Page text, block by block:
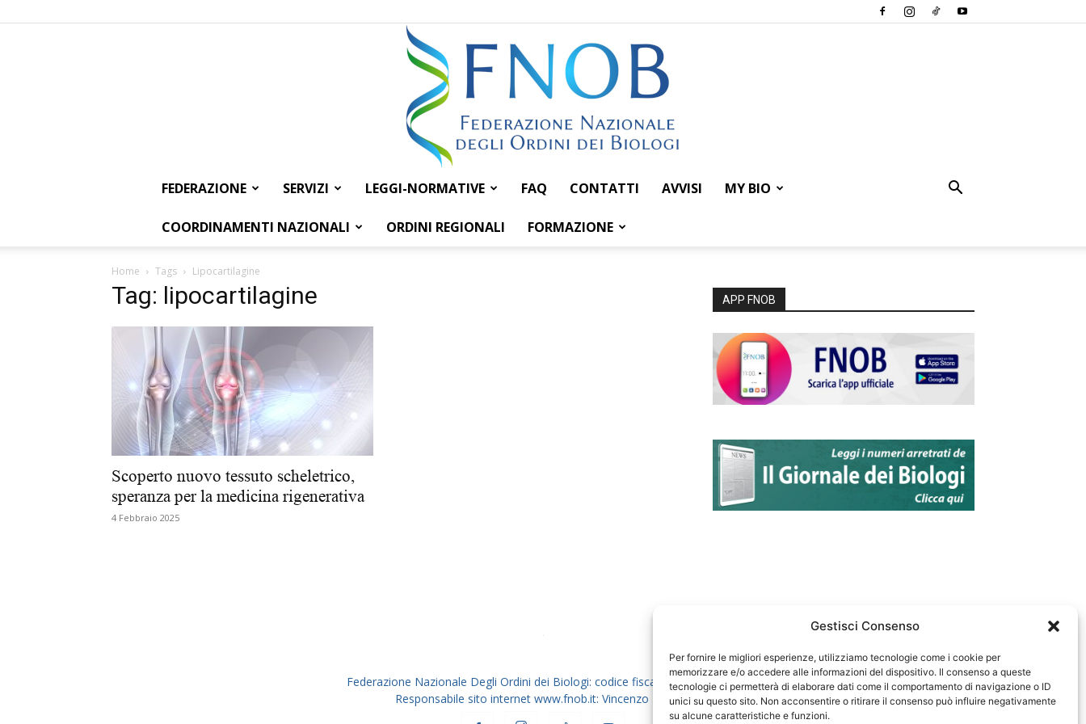
Gestisci Consenso
Per fornire le migliori esperienze, utilizziamo tecnologie come i cookie per
memorizzare e/o accedere alle informazioni del dispositivo. Il consenso a queste
tecnologie ci permetterà di elaborare dati come il comportamento di navigazione o ID
unici su questo sito. Non acconsentire o ritirare il consenso può influire negativamente
su alcune caratteristiche e funzioni.
Federazione
dei
FEDERAZIONE SERVIZI LEGGI-NORMATIVE FAQ CONTATTI AVVISI MY BIO
COORDINAMENTI NAZIONALI ORDINI REGIONALI FORMAZIONE
Home Tags Lipocartilagine
Tag: lipocartilagine
Scoperto nuovo tessuto scheletrico,
speranza per la medicina rigenerativa
4 Febbraio 2025
APP FNOB
Federazione Nazionale Degli Ordini dei Biologi: codice fiscale 80069130583
Responsabile sito internet www.fnob.it: Vincenzo D'Anna